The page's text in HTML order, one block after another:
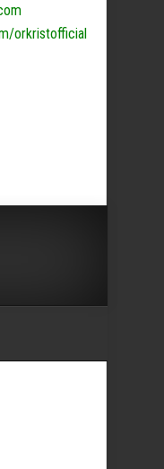
orkristofficial